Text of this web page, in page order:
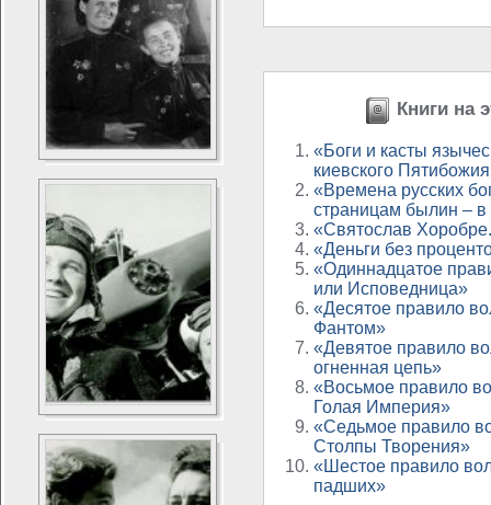
Книги на
«Боги и касты
киевского
«Времена русских
страницам былин – в
«Святослав
«Деньги без
«Одиннадцатое
или Исповедница»
«Десятое правило
Фантом»
«Девятое правило
огненная цепь»
«Восьмое правило
Голая Империя»
«Седьмое правило
Столпы Творения»
«Шестое правило
падших»